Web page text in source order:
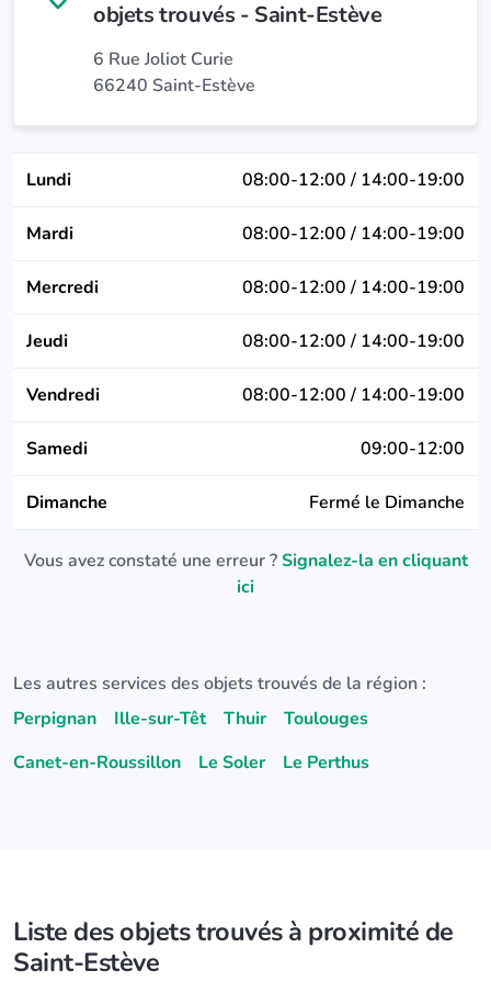
objets trouvés - Saint-Estève
6 Rue Joliot Curie
66240 Saint-Estève
Lundi 08:00-12:00 / 14:00-19:00
Mardi 08:00-12:00 / 14:00-19:00
Mercredi 08:00-12:00 / 14:00-19:00
Jeudi 08:00-12:00 / 14:00-19:00
Vendredi 08:00-12:00 / 14:00-19:00
Samedi 09:00-12:00
Dimanche Fermé le Dimanche
Vous avez constaté une erreur ?Signalez-la en cliquant
ici
Les autres services des objets trouvés de la région :
Perpignan
Ille-sur-Têt Thuir
Toulouges
Canet-en-Roussillon
Le Soler Le Perthus
Liste des objets trouvés à proximité de
Saint-Estève